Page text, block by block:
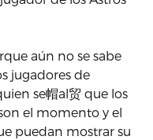
aún no se sabe
jugadores de
se帽al贸 que los
el momento y el
puedan mostrar su